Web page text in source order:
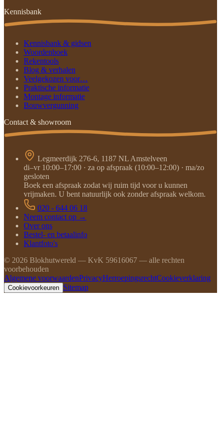
Kennisbank
Kennisbank & gidsen
Woordenboek
Rekentools
Blog & verhalen
Veelgekozen voor…
Praktische informatie
Montage informatie
Bouwvergunning
Contact & showroom
Legmeerdijk 276-6, 1187 NL Amstelveen
di–vr 10:00–17:00 · za op afspraak (10:00–12:00) · ma/zo
gesloten
Boek een afspraak zodat wij ruim tijd voor u kunnen
vrijmaken. U bent natuurlijk ook zonder afspraak welkom.
020 - 644 06 18
Neem contact op →
Over ons
Bestel- en betaalinfo
Klantfoto's
© 2026 Blokhutwereld — KvK 59616067 — alle rechten
voorbehouden
Algemene voorwaardenPrivacyHerroepingsrechtCookieverklaring
Cookievoorkeuren Sitemap